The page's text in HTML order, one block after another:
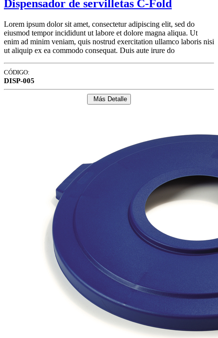
Dispensador de servilletas C-Fold
Lorem ipsum dolor sit amet, consectetur adipiscing elit, sed do
eiusmod tempor incididunt ut labore et dolore magna aliqua. Ut
enim ad minim veniam, quis nostrud exercitation ullamco laboris nisi
ut aliquip ex ea commodo consequat. Duis aute irure do
CÓDIGO:
DISP-005
Más Detalle